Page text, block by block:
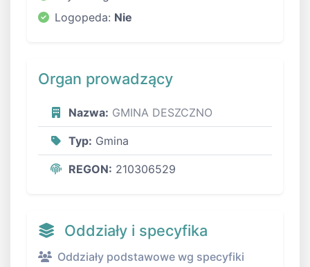
Logopeda: Nie
Organ prowadzący
Nazwa: GMINA DESZCZNO
Typ: Gmina
REGON: 210306529
Oddziały i specyfika
Oddziały podstawowe wg specyfiki